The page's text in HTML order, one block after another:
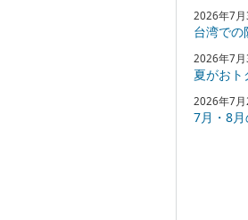
2026年7月
台湾での
2026年7月
夏がおト
2026年7月
7月・8月の対